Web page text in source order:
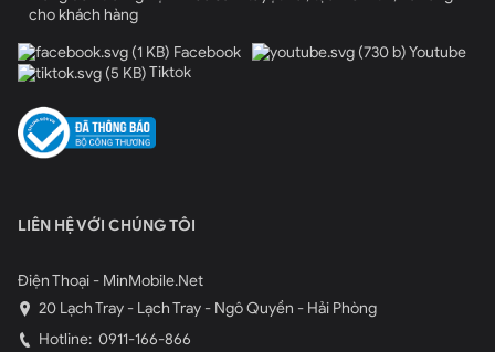
cho khách hàng
Facebook
Youtube
Tiktok
LIÊN HỆ VỚI CHÚNG TÔI
Điện Thoại - MinMobile.Net
20 Lạch Tray - Lạch Tray - Ngô Quyền - Hải Phòng
Hotline: 0911-166-866